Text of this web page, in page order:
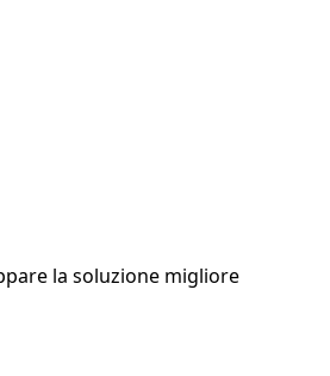
la soluzione migliore